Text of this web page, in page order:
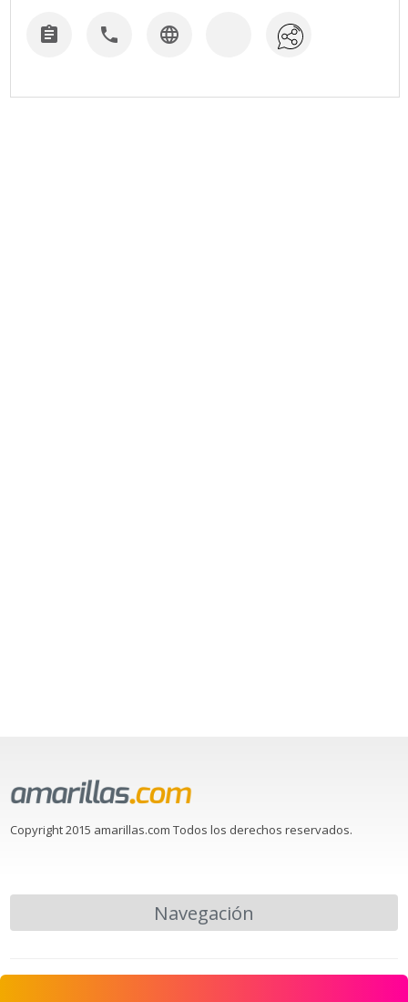
  
Copyright 2015 amarillas.com Todos los derechos reservados.
Navegación